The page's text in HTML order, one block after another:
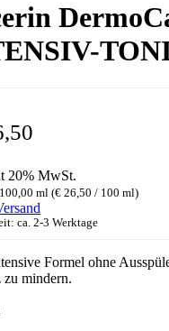
20% MwSt.
ml (€ 26,50 / 100 ml)
ca. 2-3 Werktage
Formel ohne
zu mindern.